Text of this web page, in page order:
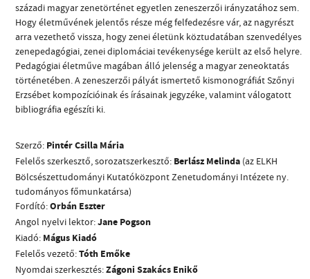
CÍM
infokozpont@bmc.hu
TELEFON
NYITVA TARTÁS
századi magyar zenetörténet egyetlen zeneszerzői irányzatához sem.
Hogy életművének jelentős része még felfedezésre vár, az nagyrészt
arra vezethető vissza, hogy zenei életünk köztudatában szenvedélyes
zenepedagógiai, zenei diplomáciai tevékenysége került az első helyre.
Pedagógiai életműve magában álló jelenség a magyar zeneoktatás
történetében. A zeneszerzői pályát ismertető kismonográfiát Szőnyi
Erzsébet kompozícióinak és írásainak jegyzéke, valamint válogatott
bibliográfia egészíti ki.
Szerző: Pintér Csilla Mária
Felelős szerkesztő, sorozatszerkesztő: Berlász Melinda (az ELKH
Bölcsészettudományi Kutatóközpont Zenetudományi Intézete ny.
tudományos főmunkatársa)
Fordító:Orbán Eszter
Angol nyelvi lektor:Jane Pogson
Kiadó: Mágus Kiadó
Felelős vezető:Tóth Emőke
Nyomdai szerkesztés:Zágoni Szakács Enikő